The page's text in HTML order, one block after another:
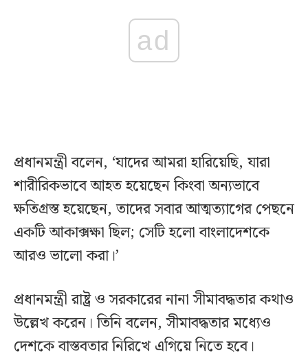
ad
প্রধানমন্ত্রী বলেন, ‘যাদের আমরা হারিয়েছি, যারা
শারীরিকভাবে আহত হয়েছেন কিংবা অন্যভাবে
ক্ষতিগ্রস্ত হয়েছেন, তাদের সবার আত্মত্যাগের পেছনে
একটি আকাক্সক্ষা ছিল; সেটি হলো বাংলাদেশকে
আরও ভালো করা।’
প্রধানমন্ত্রী রাষ্ট্র ও সরকারের নানা সীমাবদ্ধতার কথাও
উল্লেখ করেন। তিনি বলেন, সীমাবদ্ধতার মধ্যেও
দেশকে বাস্তবতার নিরিখে এগিয়ে নিতে হবে।